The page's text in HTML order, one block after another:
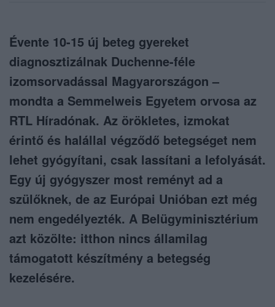
Évente 10-15 új beteg gyereket
diagnosztizálnak Duchenne-féle
izomsorvadással Magyarországon –
mondta a Semmelweis Egyetem orvosa az
RTL Híradónak. Az örökletes, izmokat
érintő és halállal végződő betegséget nem
lehet gyógyítani, csak lassítani a lefolyását.
Egy új gyógyszer most reményt ad a
szülőknek, de az Európai Unióban ezt még
nem engedélyezték. A Belügyminisztérium
azt közölte: itthon nincs államilag
támogatott készítmény a betegség
kezelésére.